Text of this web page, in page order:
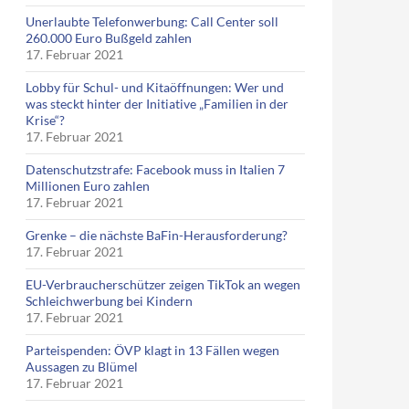
Unerlaubte Telefonwerbung: Call Center soll
260.000 Euro Bußgeld zahlen
17. Februar 2021
Lobby für Schul- und Kitaöffnungen: Wer und
was steckt hinter der Initiative „Familien in der
Krise“?
17. Februar 2021
Datenschutzstrafe: Facebook muss in Italien 7
Millionen Euro zahlen
17. Februar 2021
Grenke – die nächste BaFin-Herausforderung?
17. Februar 2021
EU-Verbraucherschützer zeigen TikTok an wegen
Schleichwerbung bei Kindern
17. Februar 2021
Parteispenden: ÖVP klagt in 13 Fällen wegen
Aussagen zu Blümel
17. Februar 2021